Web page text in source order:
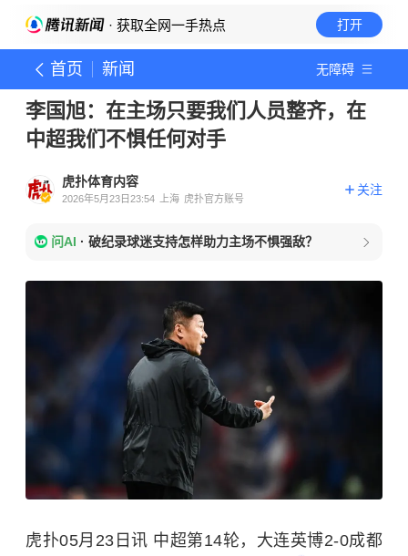
· 获取全网一手热点 打开
首页 新闻 无障碍
李国旭：在主场只要我们人员整齐，在
中超我们不惧任何对手
虎扑体育内容
2026年5月23日23:54 上海 虎扑官方账号
关注
问AI · 破纪录球迷支持怎样助力主场不惧强敌？
虎扑05月23日讯 中超第14轮，大连英博2-0成都